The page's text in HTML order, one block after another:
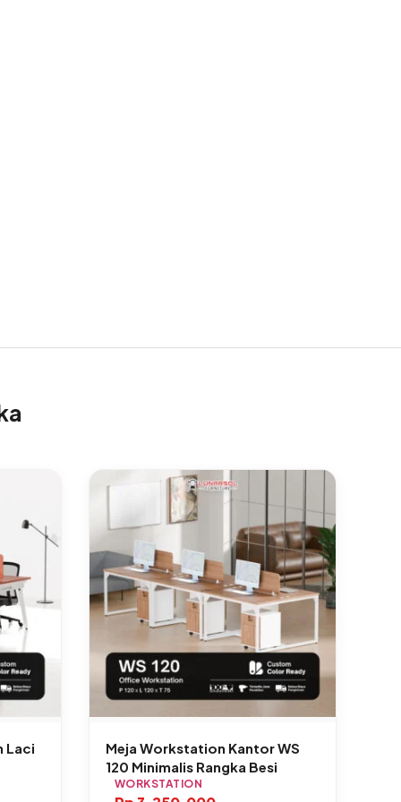
Laci
Meja Workstation Kantor WS
120 Minimalis Rangka Besi
WORKSTATION